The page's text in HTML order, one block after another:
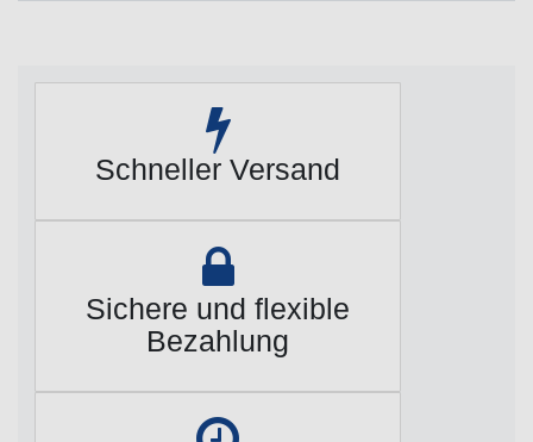
Schneller Versand
Sichere und flexible
Bezahlung